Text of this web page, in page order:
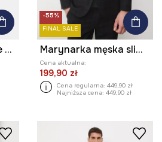
Bokserki bawełniane męskie z elastanem wzorzyste (3-pack)
-55%
FINAL SALE
Marynarka męska slim w kratę
Cena aktualna:
199,90 zł
Cena regularna: 449,90 zł
Najniższa cena: 449,90 zł